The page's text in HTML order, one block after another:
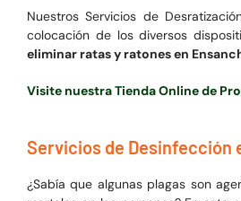
Nuestros Servicios de
colocación de los diversos
eliminar ratas y ratones en
Visite nuestra Tienda Online de
Servicios de Desinfección
¿Sabía que algunas plagas son